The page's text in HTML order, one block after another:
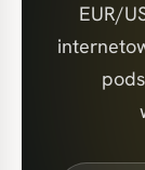
EUR/